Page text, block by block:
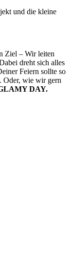
und die kleine
Ziel – Wir leiten
dreht sich alles
Feiern sollte so
Oder, wie wir gern
DAY.